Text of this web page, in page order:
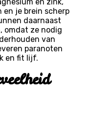
en je brein scherp
daarnaast
omdat ze nodig
van
paranoten
en fit lijf.